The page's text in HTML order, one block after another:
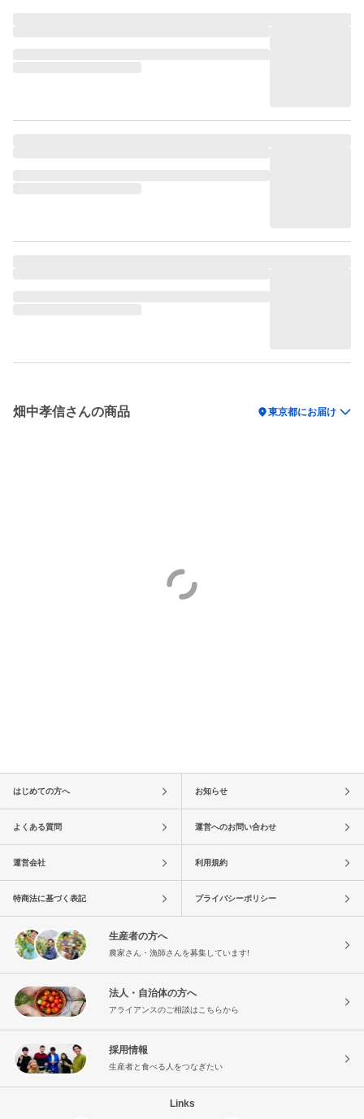
畑中孝信さんの商品 location_on東京都にお届け
はじめての方へ お知らせ
よくある質問 運営へのお問い合わせ
運営会社 利用規約
特商法に基づく表記 プライバシーポリシー
生産者の方へ
農家さん・漁師さんを募集しています!
法人・自治体の方へ
アライアンスのご相談はこちらから
採用情報
生産者と食べる人をつなぎたい
Links